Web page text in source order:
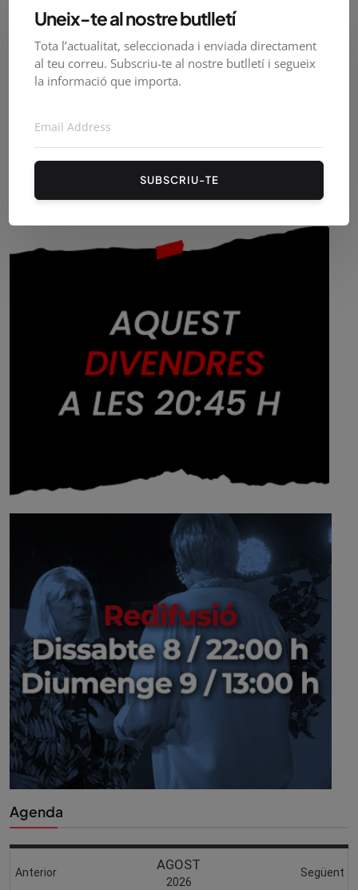
PirineusTV en directe
Agenda
Uneix-te al nostre butlletí
Tota l’actualitat, seleccionada i enviada directament
al teu correu. Subscriu-te al nostre butlletí i segueix
la informació que importa.
SUBSCRIU-TE